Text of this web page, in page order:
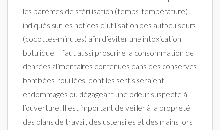
les barèmes de stérilisation (temps-température)
indiqués sur les notices d’utilisation des autocuiseurs
(cocottes-minutes) afin d’éviter une intoxication
botulique. Il faut aussi proscrire la consommation de
denrées alimentaires contenues dans des conserves
bombées, rouillées, dont les sertis seraient
endommagés ou dégageant une odeur suspecte à
l’ouverture. Il est important de veiller à la propreté
des plans de travail, des ustensiles et des mains lors